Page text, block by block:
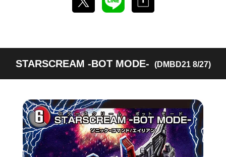
STARSCREAM -BOT MODE- (DMBD21 8/27)